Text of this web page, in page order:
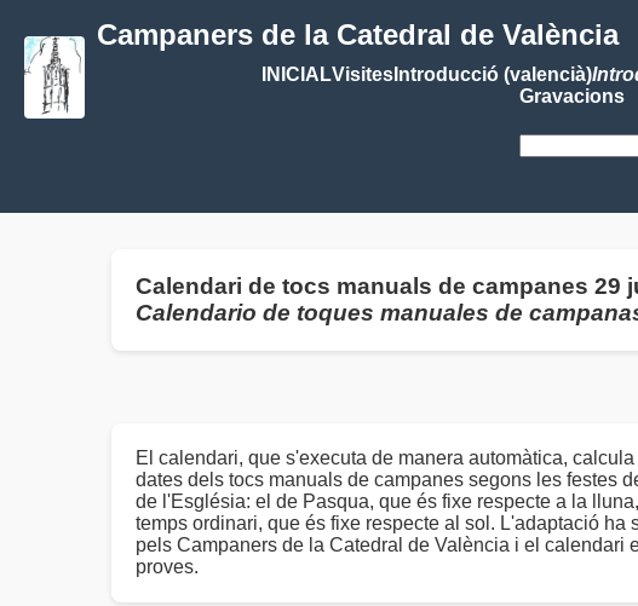
Campaners de la Catedral de València
INICIALVisitesIntroducció (valencià)
Gravacions
Calendari de tocs manuals de campanes 29
Calendario de toques manuales de
El calendari, que s'executa de manera automàtica,
dates dels tocs manuals de campanes segons les festes
de l'Església: el de Pasqua, que és fixe respecte a la
temps ordinari, que és fixe respecte al sol. L'adaptació ha
pels Campaners de la Catedral de València i el calendari
proves.